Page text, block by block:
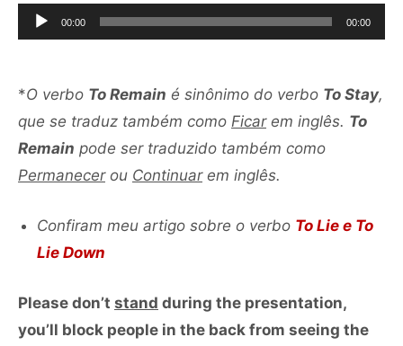
00:00 00:00
*O verbo To Remain é sinônimo do verbo To Stay,
que se traduz também como Ficarem inglês. To
Remain pode ser traduzido também como
Permanecerou Continuarem inglês.
Confiram meu artigo sobre o verbo To Lie e To
Lie Down
Please don’t stand during the presentation,
you’ll block people in the back from seeing the